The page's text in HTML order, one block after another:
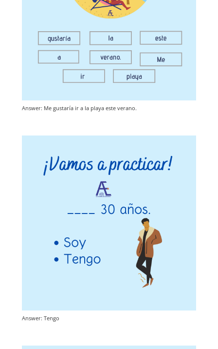
Answer: Me gustaría ir a la playa este verano.
Answer: Tengo